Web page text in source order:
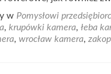
w Pomysłowi
, krupówki kamera, łeba
, wrocław kamera,